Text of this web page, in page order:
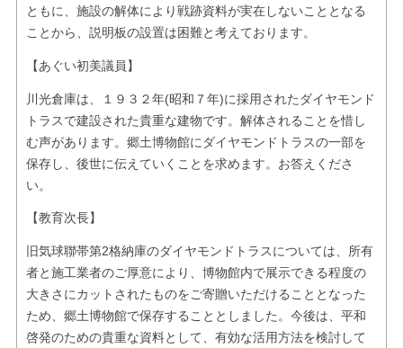
ともに、施設の解体により戦跡資料が実在しないこととなる
ことから、説明板の設置は困難と考えております。
【あぐい初美議員】
川光倉庫は、１９３２年(昭和７年)に採用されたダイヤモンド
トラスで建設された貴重な建物です。解体されることを惜し
む声があります。郷土博物館にダイヤモンドトラスの一部を
保存し、後世に伝えていくことを求めます。お答えくださ
い。
【教育次長】
旧気球聯帯第2格納庫のダイヤモンドトラスについては、所有
者と施工業者のご厚意により、博物館内で展示できる程度の
大きさにカットされたものをご寄贈いただけることとなった
ため、郷土博物館で保存することとしました。今後は、平和
啓発のための貴重な資料として、有効な活用方法を検討して